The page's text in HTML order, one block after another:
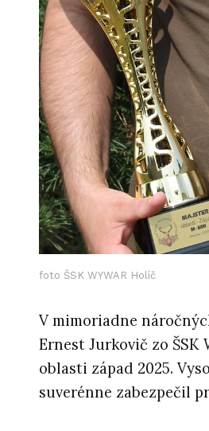
foto ŠSK WYWAR Holíč
V mimoriadne
Ernest Jurkovič zo
oblasti západ 2025.
suverénne zabezpečil